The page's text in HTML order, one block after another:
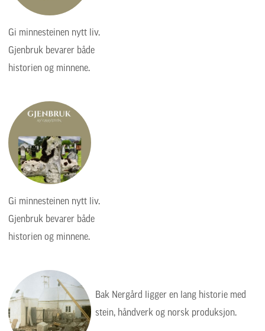
Gi minnesteinen nytt liv.
Gjenbruk bevarer både
historien og minnene.
Gi minnesteinen nytt liv.
Gjenbruk bevarer både
historien og minnene.
Bak Nergård ligger en lang historie med
stein, håndverk og norsk produksjon.